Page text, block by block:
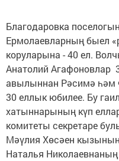
Благодаровка
Ермолаевларның быел
коруларына - 40 ел.
Анатолий Агафоновлар
авылыннан Рәсимә һәм
30 еллык юбилее. Бу
хатыннарының күп
комитеты секретаре
Мәүлия Хөсәен
Наталья